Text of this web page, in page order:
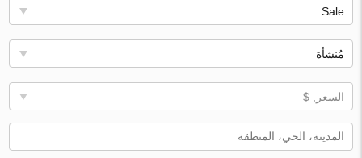
Sale
مُنشأة
السعر, $